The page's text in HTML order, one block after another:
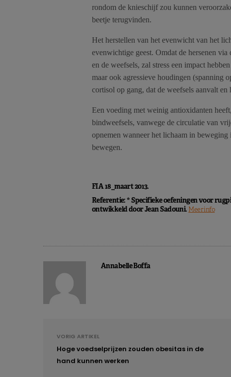
rondom de knieschijf zou kunnen
beetje terugvinden.
Het herstellen van het evenwicht van het
evenwichtige geest. Omdat de hersenen
en de weefsels, zal stress een impact
maar ook agressieve houdingen (spanning
cortisol op gang, dat de weefsels aanvalt
Een voeding met weinig antioxidanten
bindweefsels, vanwege de circulatie van
opnemen wanneer het lichaam in
bewegen.
FIA 18_maart 2013.
Referentie: * Specifieke oefeningen voor
ontwikkeld door Jean Sadouni. Meer info
Annabelle Boffa
VORIG ARTIKEL
Hoge voedselprijzen zouden obesitas in de
hand kunnen werken